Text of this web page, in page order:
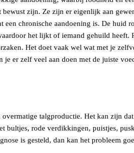
zijn. Ze zijn er eigenlijk aan
een chronische aandoening is. De huid
het lijkt of iemand gehuild heeft.
Het doet vaak wel wat met je
er zelf veel aan doen met de juiste
talgproductie. Het kan zijn
bultjes, rode verdikkingen, puistjes,
is gesteld, dan kan het probleem